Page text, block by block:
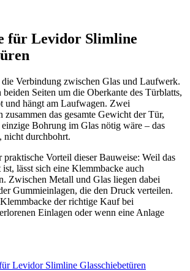
für Levidor Slimline
Verbindung zwischen Glas und Laufwerk.
Seiten um die Oberkante des Türblatts,
und hängt am Laufwagen. Zwei
zusammen das gesamte Gewicht der Tür,
einzige Bohrung im Glas nötig wäre – das
nicht durchbohrt.
praktische Vorteil dieser Bauweise: Weil das
lässt sich eine Klemmbacke auch
Zwischen Metall und Glas liegen dabei
Gummieinlagen, die den Druck verteilen.
der richtige Kauf bei
Einlagen oder wenn eine Anlage
Levidor Slimline Glasschiebetüren